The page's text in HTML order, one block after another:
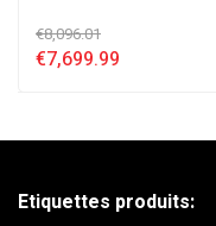
€8,096.01
€7,699.99
Etiquettes produits: